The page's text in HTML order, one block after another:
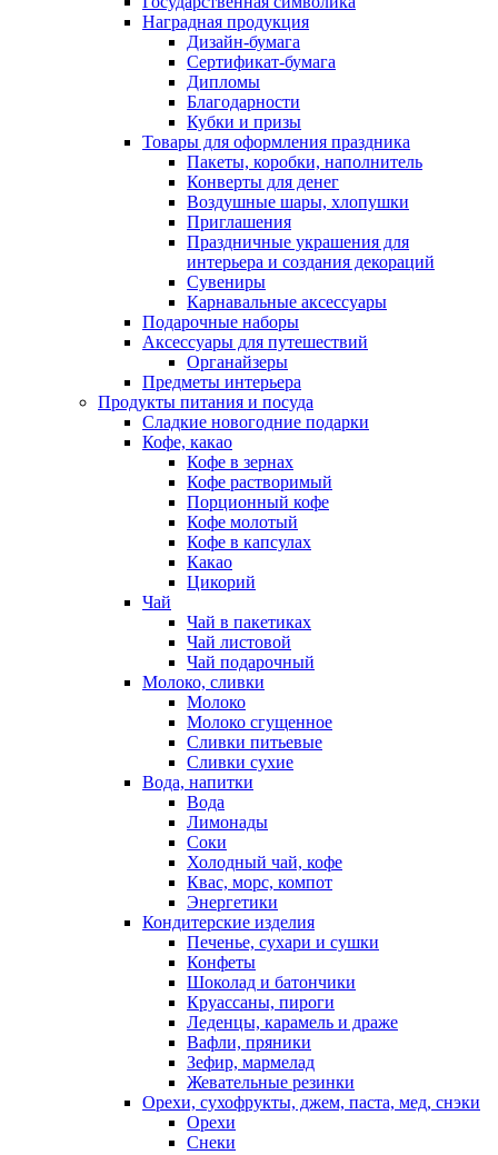
Наградная продукция
Дизайн-бумага
Сертификат-бумага
Дипломы
Благодарности
Кубки и призы
Товары для оформления праздника
Пакеты, коробки, наполнитель
Конверты для денег
Воздушные шары, хлопушки
Приглашения
Праздничные украшения для
интерьера и создания декораций
Сувениры
Карнавальные аксессуары
Подарочные наборы
Аксессуары для путешествий
Органайзеры
Предметы интерьера
Продукты питания и посуда
Сладкие новогодние подарки
Кофе, какао
Кофе в зернах
Кофе растворимый
Порционный кофе
Кофе молотый
Кофе в капсулах
Какао
Цикорий
Чай
Чай в пакетиках
Чай листовой
Чай подарочный
Молоко, сливки
Молоко
Молоко сгущенное
Сливки питьевые
Сливки сухие
Вода, напитки
Вода
Лимонады
Соки
Холодный чай, кофе
Квас, морс, компот
Энергетики
Кондитерские изделия
Печенье, сухари и сушки
Конфеты
Шоколад и батончики
Круассаны, пироги
Леденцы, карамель и драже
Вафли, пряники
Зефир, мармелад
Жевательные резинки
Орехи, сухофрукты, джем, паста, мед, снэки
Орехи
Снеки